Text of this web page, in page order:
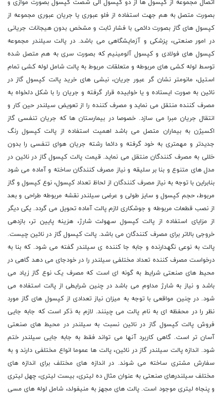
اتصال مجموعه از کپسول ها از دو کپسول الی شصت کپسول بصورت موازی و
بصورت متصل به هم جهت استفاده از فلو عبوری یا جریان عبوری مجموعه از
کپسول های گاز بصورت دائمی با فشار ثابت و مشخص بدون هیجانات جریانی
در امور صنعتی، پزشکی و آزمایشگاهی می باشد. در پالت سیلندر مجموعه
کپسول های فولادی و کپسول آلومینیم که بصورت سری به هم متصل شده
توسط لوله کشی های مربوطه و متعلقات مربوط به پالت شامل لوله کشی تمام
استیل، مانومتر نشان گر عبور جریان، نبشی های خرید پالت کپسول گاز در
نائین به صورت ایستاده و یا خوابیده قرار گرفته و جریان را با شکل دلخواه به
مصرف کننده منتقل می نماید و مصرف کننده را از تعویض سیلندر حین کار و
انتقال جریان مبرا می سازد. خصوصا در بیمارستان ها که جریان تنفسی گاز
اکسیژن به بیماران متصل می باشد اهمیت استفاده از پالت کپسول رنگ
جدیدتر و مهمتری به خود گرفته و دائما رشته جریان هوای تنفسی را بدون
خللی به مصرف کنندگان منتقل می نماید. قیمت پالت کپسول گاز در نائین در
مدل های متنوع و بنا بر سلیقه و نیاز مصرف کنندگان ساخته و آماده می شود
بنابراین با توجه به نیاز مصرف کنندگان از لحاظ تعداد کپسول، نوع کپسول و گاز
مربوط، حجم کپسول و سایز طولی و عرضی سیلندر نقشه مربوطه طراحی و بعد
از نصب قطعات مربوطه و جوشکاری لازم پالت آماده تحویل می گردد. یکی دیگر
از مزایای استفاده از پالت کپسول سهولت شارژ، هزینه پایین تر، بازدهی
خروجی بالاتر برای مصرف کنندگان می باشد. پالت کپسول گاز در نائین چیست.
پالت به نوعی نگهدارنده و جابه جا کننده ی سیلندر گفته می شود. که بنا به
درخواست مصرف کننده تعداد مختلفی سیلندر را در خودجای می دهد گاهی در
محیط های صنعتی شرایط به گونه ای است که مصرف یک نوع گاز زیاد می
باشد و نیاز به شارژ مداوم می باشد در چنین شرایطی از پالت استفاده می
شود. در چنین مواقعی با توجه به میزان نیاز تعدادی از کپسول های گاز مورد
نظر را در محفظه ای به نام پالت می چینند. لازم به ذکر است که جابه جایی
فروش پالت کپسول گاز در نائین نسبت به سیلندر در محیط های صنعتی
آسان تر است. گاهی کاربرد آنها می تواند فقط به جابه جایی سیلندر ختم
شود. اندازه پالت سیلندر گاز در نائین، پالت ها عموما انواع مختلفی دارند و به
سفارش مشتری ساخته می شوند. در اندازه های مختلف برای اندازه های
مختلف سیلندرهای صنعتی به عنوان مثال ده لیتری، بیست لیتری، چهل لیتری
و پنجاه لیتری موجود است. پالت های مجهز به منیفولد، شامل لوله های مسی